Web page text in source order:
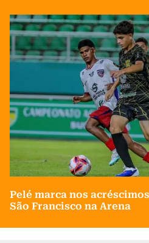
Pelé marca nos
São Francisco na Arena